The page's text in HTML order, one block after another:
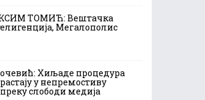
ТОМИЋ: Вештачка
Мегалополис
Хиљаде процедура
у непремостиву
слободи медија